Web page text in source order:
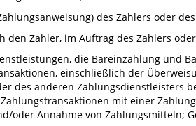
des Zahlers oder
den Zahler, im Auftrag des Zahlers
die Bareinzahlung und
einschließlich der
des anderen Zahlungsdienstleisters
mit einer
oder Annahme von Zahlungsmitteln;